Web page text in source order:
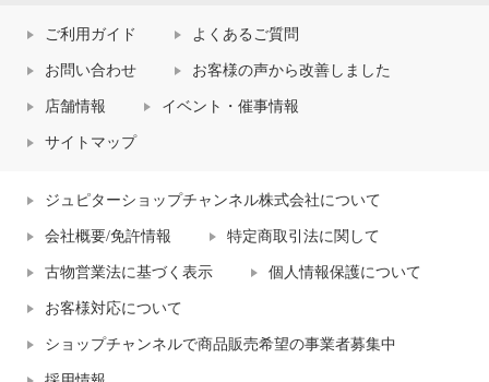
ご利用ガイド よくあるご質問
お問い合わせ お客様の声から改善しました
店舗情報 イベント・催事情報
サイトマップ
ジュピターショップチャンネル株式会社について
会社概要/免許情報 特定商取引法に関して
古物営業法に基づく表示 個人情報保護について
お客様対応について
ショップチャンネルで商品販売希望の事業者募集中